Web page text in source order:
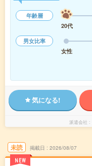
年齢層
20代
男女比率
女性
気になる!
派遣会社
未読
NEW
掲載日 2026/08/07